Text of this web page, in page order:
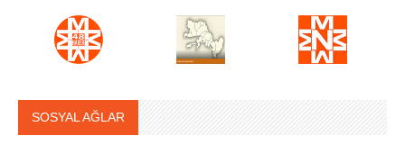
SOSYAL AĞLAR